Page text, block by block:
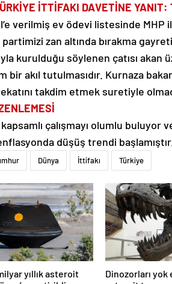
İTTİFAKI DAVETİNE
verilmiş ev ödevi listesinde
zan altında bırakma
kurulduğu söylenen çatısı
bir akıl tutulmasıdır. Kurnaza bakar
takdim etmek suretiyle
kapsamlı çalışmayı olumlu
düşüş trendi
Dünya İttifakı Türkiye
yıllık asteroit
Dinozorları yok